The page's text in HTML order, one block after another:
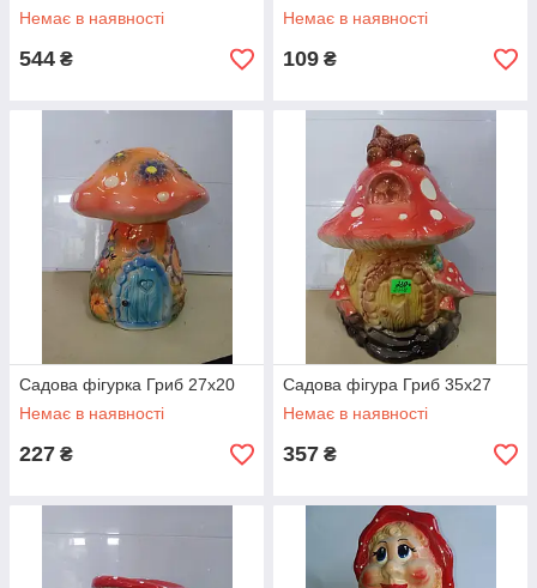
Немає в наявності
544 ₴
Немає в наявності
109 ₴
Садова фігурка Гриб 27х20
Немає в наявності
227 ₴
Садова фігура Гриб 35х27
Немає в наявності
357 ₴